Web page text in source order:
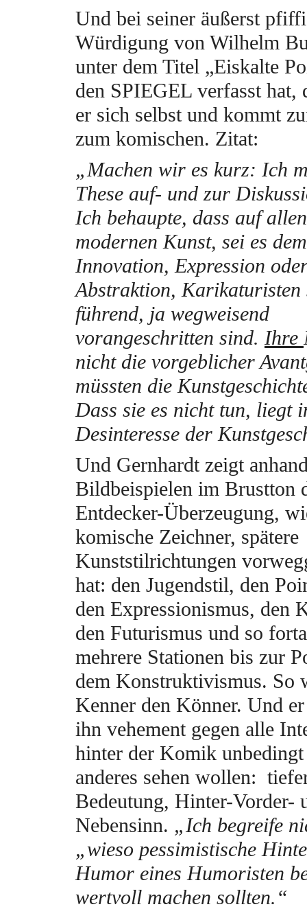
Und bei seiner äußerst
Würdigung von Wilhelm
unter dem Titel „Eiskalte
den SPIEGEL verfasst
er sich selbst und kommt
zum komischen. Zitat:
„Machen wir es kurz: Ich
These auf- und zur
Ich behaupte, dass auf
modernen Kunst, sei es
Innovation, Expression
Abstraktion, Karikaturisten
führend, ja wegweisend
vorangeschritten sind. Ihre
nicht die vorgeblicher
müssten die
Dass sie es nicht tun, liegt
Desinteresse der
Und Gernhardt zeigt
Bildbeispielen im Brustton
Entdecker-Überzeugung,
komische Zeichner, spätere
Kunststilrichtungen
hat: den Jugendstil, den
den Expressionismus, den
den Futurismus und so
mehrere Stationen bis zur
dem Konstruktivismus. So
Kenner den Könner. Und
ihn vehement gegen alle
hinter der Komik unbedingt
anderes sehen wollen:
Bedeutung, Hinter-Vorder-
Nebensinn. „Ich begreife
„wieso pessimistische
Humor eines Humoristen
wertvoll machen sollten.“